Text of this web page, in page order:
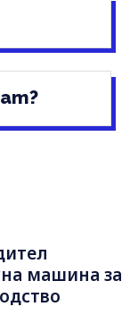
машина за